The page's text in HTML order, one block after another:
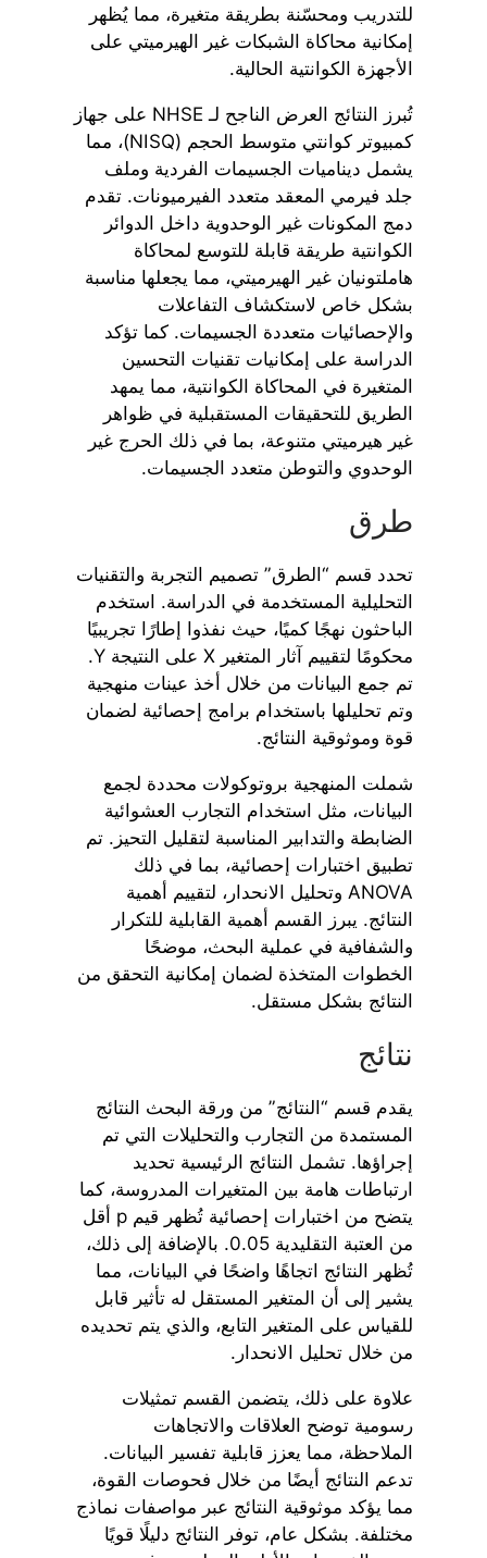
للتدريب ومحسّنة بطريقة متغيرة، مما يُظهر
إمكانية محاكاة الشبكات غير الهيرميتي على
الأجهزة الكوانتية الحالية.
تُبرز النتائج العرض الناجح لـ NHSE على جهاز
كمبيوتر كوانتي متوسط الحجم (NISQ)، مما
يشمل ديناميات الجسيمات الفردية وملف
جلد فيرمي المعقد متعدد الفيرميونات. تقدم
دمج المكونات غير الوحدوية داخل الدوائر
الكوانتية طريقة قابلة للتوسع لمحاكاة
هاملتونيان غير الهيرميتي، مما يجعلها مناسبة
بشكل خاص لاستكشاف التفاعلات
والإحصائيات متعددة الجسيمات. كما تؤكد
الدراسة على إمكانيات تقنيات التحسين
المتغيرة في المحاكاة الكوانتية، مما يمهد
الطريق للتحقيقات المستقبلية في ظواهر
غير هيرميتي متنوعة، بما في ذلك الحرج غير
الوحدوي والتوطن متعدد الجسيمات.
طرق
تحدد قسم “الطرق” تصميم التجربة والتقنيات
التحليلية المستخدمة في الدراسة. استخدم
الباحثون نهجًا كميًا، حيث نفذوا إطارًا تجريبيًا
محكومًا لتقييم آثار المتغير X على النتيجة Y.
تم جمع البيانات من خلال أخذ عينات منهجية
وتم تحليلها باستخدام برامج إحصائية لضمان
قوة وموثوقية النتائج.
شملت المنهجية بروتوكولات محددة لجمع
البيانات، مثل استخدام التجارب العشوائية
الضابطة والتدابير المناسبة لتقليل التحيز. تم
تطبيق اختبارات إحصائية، بما في ذلك
ANOVA وتحليل الانحدار، لتقييم أهمية
النتائج. يبرز القسم أهمية القابلية للتكرار
والشفافية في عملية البحث، موضحًا
الخطوات المتخذة لضمان إمكانية التحقق من
النتائج بشكل مستقل.
نتائج
يقدم قسم “النتائج” من ورقة البحث النتائج
المستمدة من التجارب والتحليلات التي تم
إجراؤها. تشمل النتائج الرئيسية تحديد
ارتباطات هامة بين المتغيرات المدروسة، كما
يتضح من اختبارات إحصائية تُظهر قيم p أقل
من العتبة التقليدية 0.05. بالإضافة إلى ذلك،
تُظهر النتائج اتجاهًا واضحًا في البيانات، مما
يشير إلى أن المتغير المستقل له تأثير قابل
للقياس على المتغير التابع، والذي يتم تحديده
من خلال تحليل الانحدار.
علاوة على ذلك، يتضمن القسم تمثيلات
رسومية توضح العلاقات والاتجاهات
الملاحظة، مما يعزز قابلية تفسير البيانات.
تدعم النتائج أيضًا من خلال فحوصات القوة،
مما يؤكد موثوقية النتائج عبر مواصفات نماذج
مختلفة. بشكل عام، توفر النتائج دليلًا قويًا